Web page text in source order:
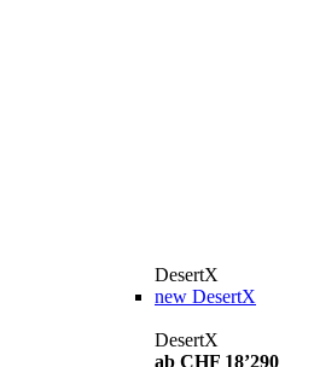
DesertX
new DesertX
DesertX
ab CHF 18’290